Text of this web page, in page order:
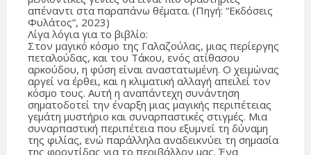
απέναντι στα παραπάνω θέματα. (Πηγή: “Εκδόσεις
Φυλάτος”, 2023)
Λίγα λόγια για το βιβλίο:
Στον μαγικό κόσμο της Γαλαζούλας, μιας περίεργης
πεταλούδας, και του Τάκου, ενός ατίθασου
αρκούδου, η φύση είναι αναστατωμένη. Ο χειμώνας
αργεί να έρθει, και η κλιματική αλλαγή απειλεί τον
κόσμο τους. Αυτή η αναπάντεχη συνάντηση
σηματοδοτεί την έναρξη μιας μαγικής περιπέτειας
γεμάτη μυστήριο και συναρπαστικές στιγμές. Μια
συναρπαστική περιπέτεια που εξυμνεί τη δύναμη
της φιλίας, ενώ παράλληλα αναδεικνύει τη σημασία
της φροντίδας για το περιβάλλον μας. Ένα